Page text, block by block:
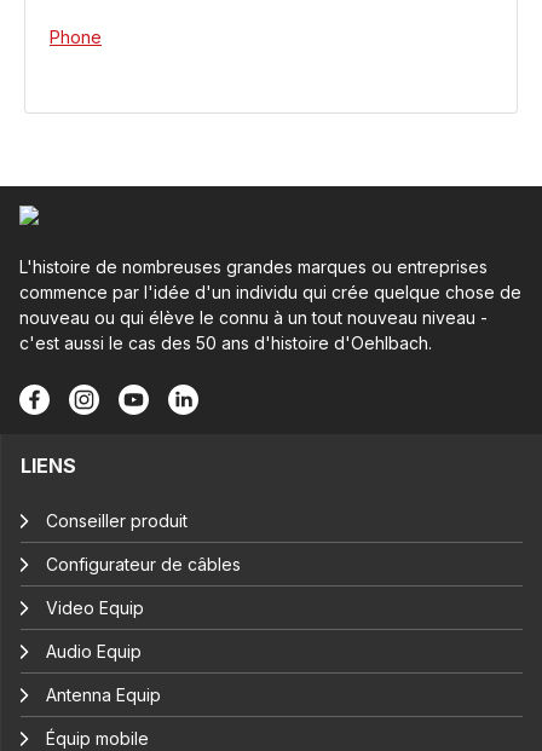
Phone
L'histoire de nombreuses grandes marques ou entreprises
commence par l'idée d'un individu qui crée quelque chose de
nouveau ou qui élève le connu à un tout nouveau niveau -
c'est aussi le cas des 50 ans d'histoire d'Oehlbach.
LIENS
Conseiller produit
Configurateur de câbles
Video Equip
Audio Equip
Antenna Equip
Équip mobile